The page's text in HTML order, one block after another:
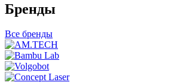
Бренды
Все бренды